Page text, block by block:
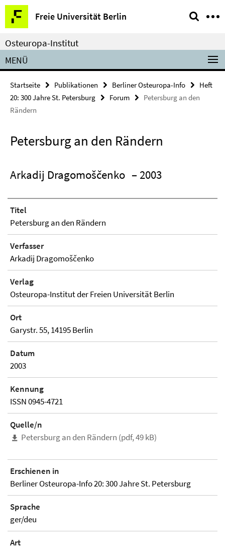
Springe
direkt
zu
Inhalt
Freie Universität Berlin
Service-
Navigation
Osteuropa-Institut
MENÜ
Startseite Publikationen Berliner Osteuropa-Info
Heft
20: 300 Jahre St. Petersburg
Forum
Petersburg an den
Rändern
Petersburg an den Rändern
Arkadij Dragomoščenko – 2003
Titel
Petersburg an den Rändern
Verfasser
Arkadij Dragomoščenko
Verlag
Osteuropa-Institut der Freien Universität Berlin
Ort
Garystr. 55, 14195 Berlin
Datum
2003
Kennung
ISSN 0945-4721
Quelle/n
Petersburg an den Rändern (pdf, 49 kB)
Erschienen in
Berliner Osteuropa-Info 20: 300 Jahre St. Petersburg
Sprache
ger/deu
Art